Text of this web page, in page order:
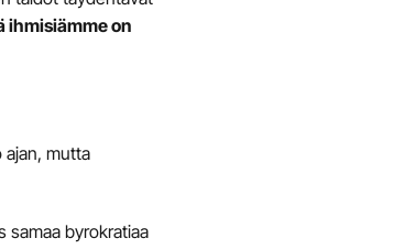
ihmisiämme on
ajan, mutta
samaa byrokratiaa